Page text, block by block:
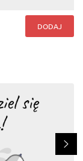
DODAJ